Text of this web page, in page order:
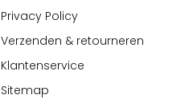
Privacy Policy
Verzenden & retourneren
Klantenservice
Sitemap